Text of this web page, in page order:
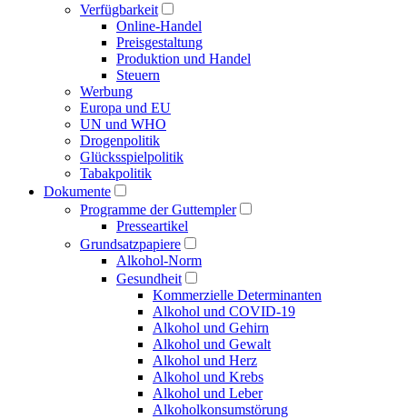
Verfügbarkeit
Online-Handel
Preisgestaltung
Produktion und Handel
Steuern
Werbung
Europa und EU
UN und WHO
Drogenpolitik
Glücksspielpolitik
Tabakpolitik
Dokumente
Programme der Guttempler
Presse­artikel
Grundsatzpapiere
Alkohol-Norm
Gesundheit
Kommerzielle Determinanten
Alkohol und COVID-19
Alkohol und Gehirn
Alkohol und Gewalt
Alkohol und Herz
Alkohol und Krebs
Alkohol und Leber
Alkoholkonsumstörung